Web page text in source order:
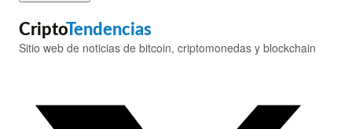
CriptoTendencias
Sitio web de noticias de bitcoin, criptomonedas y blockchain